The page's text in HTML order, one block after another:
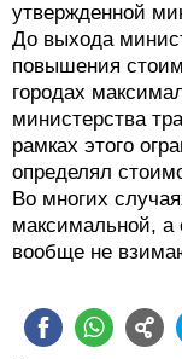
утвержденной
До выхода
повышения
городах
министерства
рамках этого
определял
Во многих
максимальной, а
вообще не